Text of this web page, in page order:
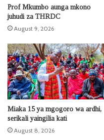
Prof Mkumbo aunga mkono
juhudi za THRDC
August 9, 2026
Miaka 15 ya mgogoro wa ardhi,
serikali yaingilia kati
August 8, 2026